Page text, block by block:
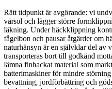
Rätt tidpunkt är avgörande: vi
vårsol och lägger större
läkning. Under häckklippning
fågelbon och pausar åtgärder om
naturhänsyn är en självklar del av
transporteras bort till godkänd
lämna finhackat material som
batterimaskiner för mindre
bevattning, jordförbättring och